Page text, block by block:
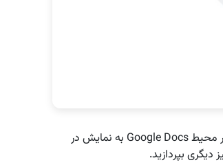
بعد از این که آپلود فایل کامل شد، می‌بینید که سند شما به صورت کامل در محیط Google Docs به نمایش در
بپردازید.